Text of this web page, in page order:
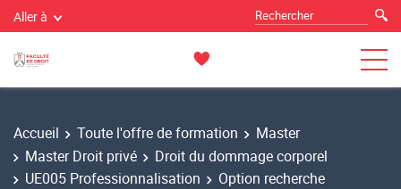
Aller à
Accueil Toute l'offre de formation
Master
Master Droit privé
Droit du dommage corporel
UE005 Professionnalisation
Option recherche